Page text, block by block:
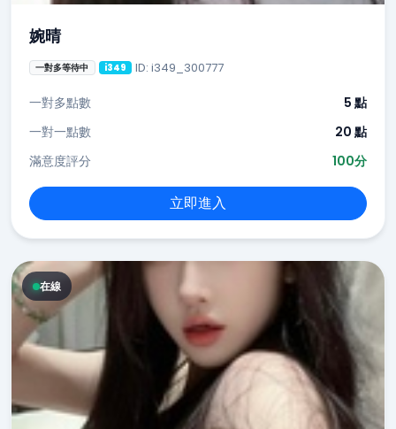
婉晴
一對多等待中 i349 ID: i349_300777
一對多點數
5 點
一對一點數
20 點
滿意度評分
100分
立即進入
在線